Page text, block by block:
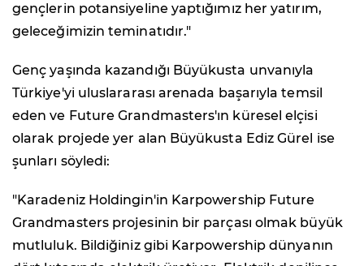
gençlerin potansiyeline yaptığımız her yatırım,
geleceğimizin teminatıdır."
Genç yaşında kazandığı Büyükusta unvanıyla
Türkiye'yi uluslararası arenada başarıyla temsil
eden ve Future Grandmasters'ın küresel elçisi
olarak projede yer alan Büyükusta Ediz Gürel ise
şunları söyledi:
"Karadeniz Holdingin'in Karpowership Future
Grandmasters projesinin bir parçası olmak büyük
mutluluk. Bildiğiniz gibi Karpowership dünyanın